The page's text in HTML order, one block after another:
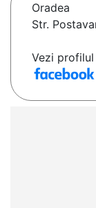
Oradea
Str.
Vezi